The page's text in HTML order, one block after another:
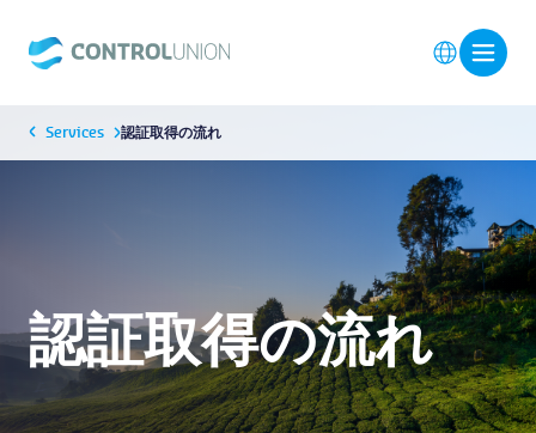
Services 認証取得の流れ
認証取得の流れ